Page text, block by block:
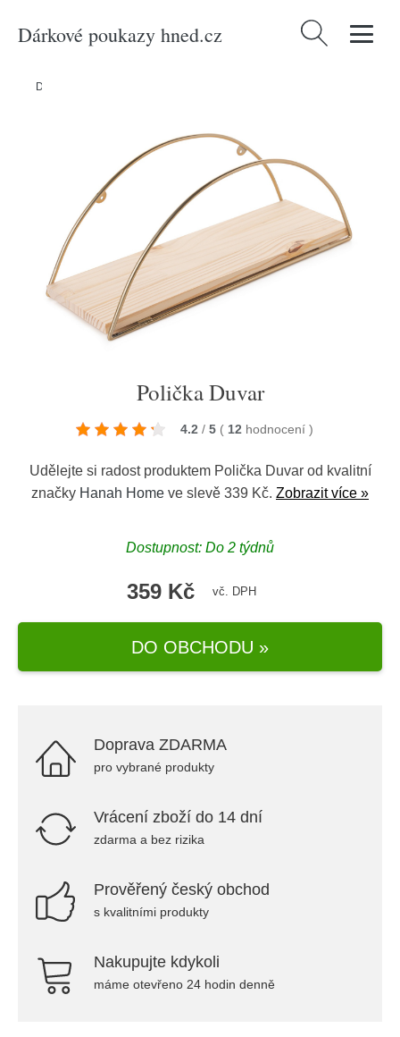
Dárkové poukazy hned.cz Vyhledávání
Domů
Polička Duvar
4.2 / 5 ( 12 hodnocení )
Udělejte si radost produktem Polička Duvar od kvalitní
značky Hanah Home ve slevě 339 Kč. Zobrazit více »
Dostupnost: Do 2 týdnů
359 Kč vč. DPH
DO OBCHODU »
Doprava ZDARMA
pro vybrané produkty
Vrácení zboží do 14 dní
zdarma a bez rizika
Prověřený český obchod
s kvalitními produkty
Nakupujte kdykoli
máme otevřeno 24 hodin denně